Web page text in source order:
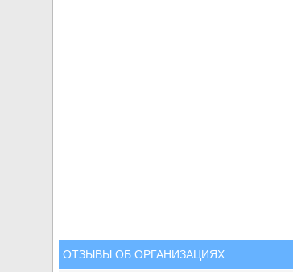
ОТЗЫВЫ ОБ ОРГАНИЗАЦИЯХ